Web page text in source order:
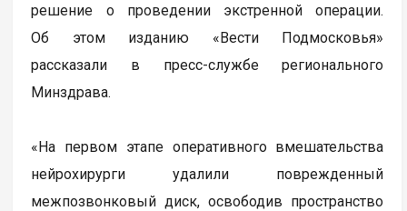
решение о проведении экстренной операции.
Об этом изданию «Вести Подмосковья»
рассказали в пресс-службе регионального
Минздрава.
«На первом этапе оперативного вмешательства
нейрохирурги удалили поврежденный
межпозвонковый диск, освободив пространство